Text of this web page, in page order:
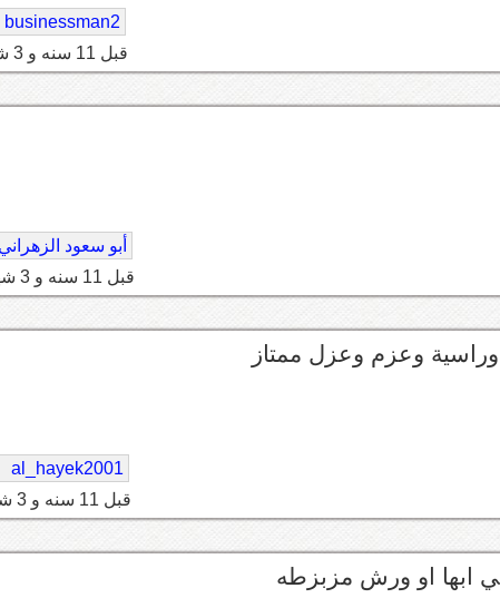
businessman2
قبل 11 سنه و 3 شهر
أبو سعود
قبل 11 سنه و 3 شهر
al_hayek2001
قبل 11 سنه و 3 شهر